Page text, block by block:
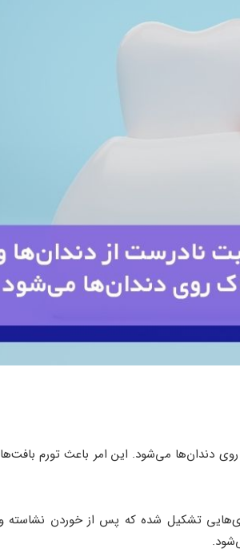
دندان‌ها می‌شود. این امر باعث تورم
تشکیل شده که پس از خوردن نشاسته